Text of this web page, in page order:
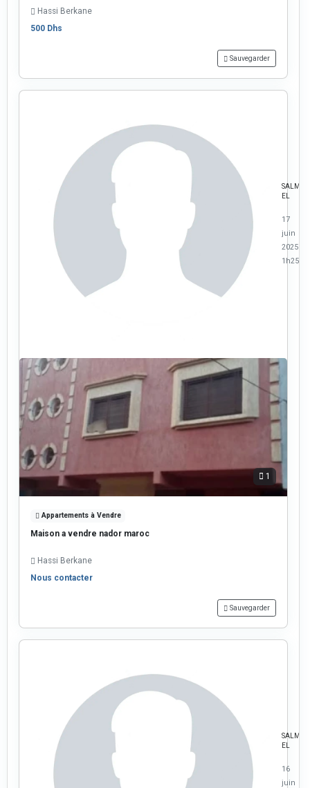
Hassi Berkane
500 Dhs
Sauvegarder
SALMA
EL
17
juin
2025 à
1h25
1
Appartements à Vendre
Maison a vendre nador maroc
Hassi Berkane
Nous contacter
Sauvegarder
SALMA
EL
16
juin